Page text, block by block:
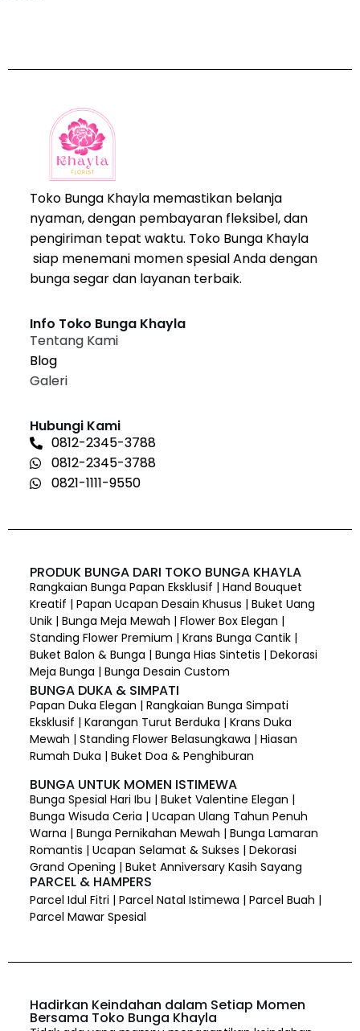
Toko Bunga Khayla memastikan belanja
nyaman, dengan pembayaran fleksibel, dan
pengiriman tepat waktu. Toko Bunga Khayla
siap menemani momen spesial Anda dengan
bunga segar dan layanan terbaik.
Info Toko Bunga Khayla
Tentang Kami
Blog
Galeri
Hubungi Kami
0812-2345-3788
0812-2345-3788
0821-1111-9550
PRODUK BUNGA DARI TOKO BUNGA KHAYLA
Rangkaian Bunga Papan Eksklusif | Hand Bouquet
Kreatif | Papan Ucapan Desain Khusus | Buket Uang
Unik | Bunga Meja Mewah | Flower Box Elegan |
Standing Flower Premium | Krans Bunga Cantik |
Buket Balon & Bunga | Bunga Hias Sintetis | Dekorasi
Meja Bunga | Bunga Desain Custom
BUNGA DUKA & SIMPATI
Papan Duka Elegan | Rangkaian Bunga Simpati
Eksklusif | Karangan Turut Berduka | Krans Duka
Mewah | Standing Flower Belasungkawa | Hiasan
Rumah Duka | Buket Doa & Penghiburan
BUNGA UNTUK MOMEN ISTIMEWA
Bunga Spesial Hari Ibu | Buket Valentine Elegan |
Bunga Wisuda Ceria | Ucapan Ulang Tahun Penuh
Warna | Bunga Pernikahan Mewah | Bunga Lamaran
Romantis | Ucapan Selamat & Sukses | Dekorasi
Grand Opening | Buket Anniversary Kasih Sayang
PARCEL & HAMPERS
Parcel Idul Fitri | Parcel Natal Istimewa | Parcel Buah |
Parcel Mawar Spesial
Hadirkan Keindahan dalam Setiap Momen
Bersama Toko Bunga Khayla